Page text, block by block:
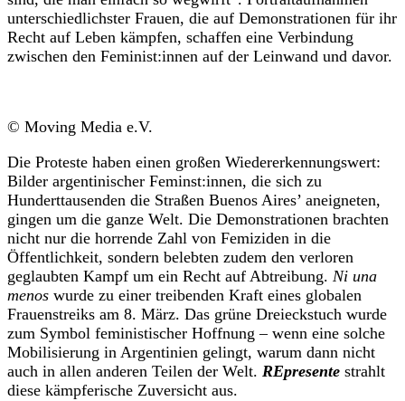
unterschiedlichster Frauen, die auf Demonstrationen für ihr
Recht auf Leben kämpfen, schaffen eine Verbindung
zwischen den Feminist:innen auf der Leinwand und davor.
© Moving Media e.V.
Die Proteste haben einen großen Wiedererkennungswert:
Bilder argentinischer Feminst:innen, die sich zu
Hunderttausenden die Straßen Buenos Aires’ aneigneten,
gingen um die ganze Welt. Die Demonstrationen brachten
nicht nur die horrende Zahl von Femiziden in die
Öffentlichkeit, sondern belebten zudem den verloren
geglaubten Kampf um ein Recht auf Abtreibung. Ni una
menos wurde zu einer treibenden Kraft eines globalen
Frauenstreiks am 8. März. Das grüne Dreieckstuch wurde
zum Symbol feministischer Hoffnung – wenn eine solche
Mobilisierung in Argentinien gelingt, warum dann nicht
auch in allen anderen Teilen der Welt. REpresente strahlt
diese kämpferische Zuversicht aus.